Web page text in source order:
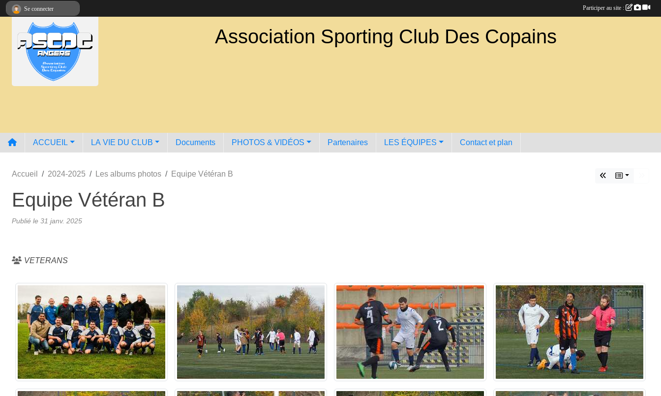
Association Sporting Club Des Copains
ACCUEIL LA VIE DU CLUB Documents PHOTOS & VIDÉOS Partenaires LES ÉQUIPES Contact et plan
Accueil 2024-2025 Les albums photos Equipe Vétéran B
Equipe Vétéran B
Publié le 31 janv. 2025
VETERANS
Se connecter Participer au site :
Panneau de gestion des cookies